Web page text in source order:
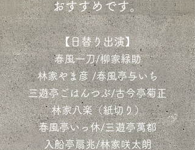
おすすめです。
​【日替り出演】
春風一刀/柳家緑助
林家やま彦 /春風亭与いち
三遊亭ごはんつぶ/古今亭菊正
林家八楽（紙切り）
春風亭いっ休/三遊亭萬都
入船亭扇兆/林家咲太朗